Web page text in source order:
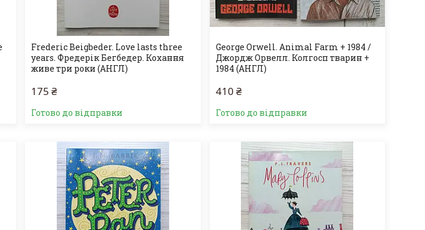
Frederic Beigbeder. Love lasts three
years. Фредерік Бегбедер. Кохання
живе три роки (АНГЛ)
175 ₴
Готово до відправки
George Orwell. Animal Farm + 1984 /
Джордж Орвелл. Колгосп тварин +
1984 (АНГЛ)
410 ₴
Готово до відправки